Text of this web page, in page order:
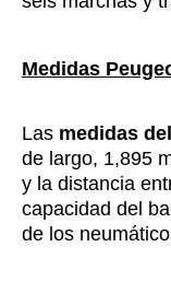
Medidas
Las medidas
de largo, 1,895
y la distancia
capacidad del
de los